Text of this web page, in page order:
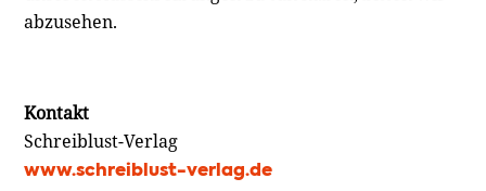
abzusehen.
Kontakt
Schreiblust-Verlag
www.schreiblust-verlag.de